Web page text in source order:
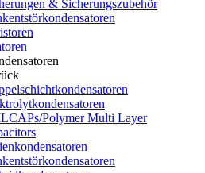
& Sicherungszubehör
Polymer Multi Layer